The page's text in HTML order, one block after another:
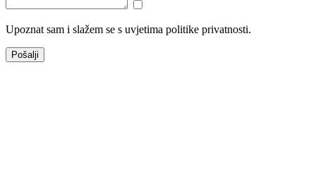
Upoznat sam i slažem se s uvjetima politike privatnosti.
Pošalji